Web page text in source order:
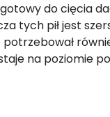
do cięcia
tych pił jest
potrzebował
na poziomie